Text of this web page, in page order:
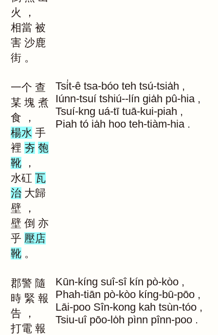
火
，
相當 被
害 沙鹿
街 。
一个 查
某 塊 煮
食
，
楊水 手
裡 夯 匏
靴
，
水矼 瓦
治 大歸
壁
，
壁 倒 亦
乎 壓店
靴 。
Tsi̍t-ê tsa-bóo teh tsú-tsia̍h ,
Iúnn-tsuí tshiú--lín gia̍h pû-hia ,
Tsuí-kng uá-tī tuā-kui-piah ,
Piah tó ia̍h hoo teh-tiàm-hia .
郡警 隨
時 緊 報
告
，
打電 報
Kūn-kíng suî-sî kín pò-kòo ,
Phah-tiān pò-kòo kíng-bū-pōo ,
Lāi-poo Sîn-kong kah tsùn-tóo ,
Tsiu-uî pōo-lo̍h pìnn pînn-poo .